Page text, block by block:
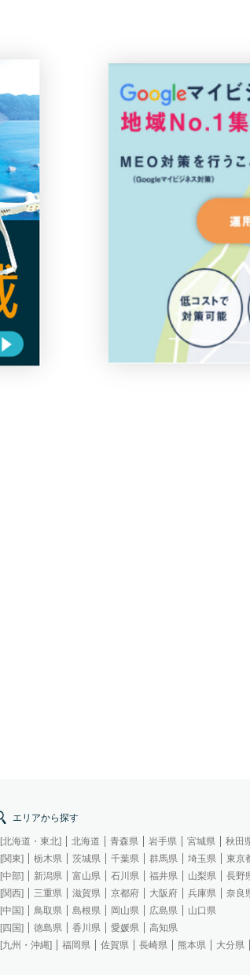
エリアから探す
[北海道・東北] 北海道 青森県 岩手県 宮城県 秋田
[関東]
栃木県 茨城県 千葉県 群馬県 埼玉県 東京
[中部]
新潟県 富山県 石川県 福井県 山梨県 長野
[関西]
三重県 滋賀県 京都府 大阪府 兵庫県 奈良
[中国]
鳥取県 島根県 岡山県 広島県
山口県
[四国]
徳島県 香川県 愛媛県
高知県
[九州・沖縄]
福岡県 佐賀県 長崎県 熊本県 大分県